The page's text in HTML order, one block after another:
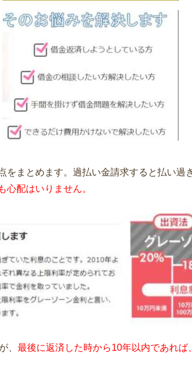
をまとめます。過払い金請求すると払い過
心配はいりません。
、 最後に返済した時から10年以内であれば